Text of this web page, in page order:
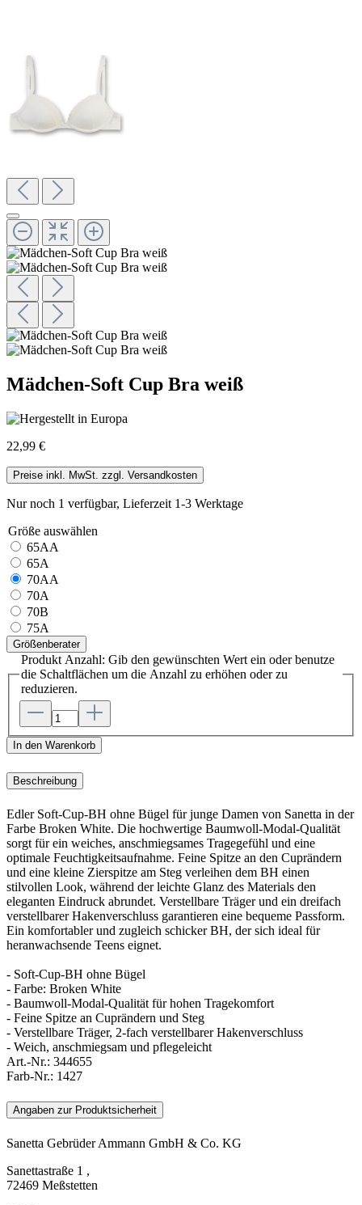
Mädchen-Soft Cup Bra weiß
22,99 €
Preise inkl. MwSt. zzgl. Versandkosten
Nur noch 1 verfügbar, Lieferzeit 1-3 Werktage
Größe auswählen
65AA
65A
70AA
70A
70B
75A
Größenberater
Produkt Anzahl: Gib den gewünschten Wert ein oder benutze
die Schaltflächen um die Anzahl zu erhöhen oder zu
reduzieren.
In den Warenkorb
Beschreibung
Edler Soft-Cup-BH ohne Bügel für junge Damen von Sanetta in der
Farbe Broken White. Die hochwertige Baumwoll-Modal-Qualität
sorgt für ein weiches, anschmiegsames Tragegefühl und eine
optimale Feuchtigkeitsaufnahme. Feine Spitze an den Cuprändern
und eine kleine Zierspitze am Steg verleihen dem BH einen
stilvollen Look, während der leichte Glanz des Materials den
eleganten Eindruck abrundet. Verstellbare Träger und ein dreifach
verstellbarer Hakenverschluss garantieren eine bequeme Passform.
Ein komfortabler und zugleich schicker BH, der sich ideal für
heranwachsende Teens eignet.
- Soft-Cup-BH ohne Bügel
- Farbe: Broken White
- Baumwoll-Modal-Qualität für hohen Tragekomfort
- Feine Spitze an Cuprändern und Steg
- Verstellbare Träger, 2-fach verstellbarer Hakenverschluss
- Weich, anschmiegsam und pflegeleicht
Art.-Nr.: 344655
Farb-Nr.: 1427
Angaben zur Produktsicherheit
Sanetta Gebrüder Ammann GmbH & Co. KG
Sanettastraße 1 ,
72469 Meßstetten